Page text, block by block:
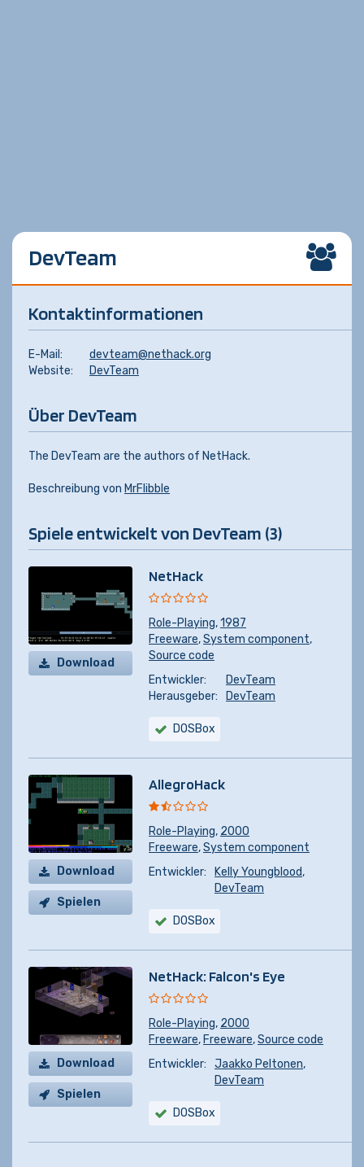
DevTeam
Kontaktinformationen
E-Mail:
devteam@nethack.org
Website:
DevTeam
Über DevTeam
The DevTeam are the authors of NetHack.
Beschreibung von MrFlibble
Spiele entwickelt von DevTeam (3)
Download
NetHack
Role-Playing,1987
Freeware,System component,
Source code
Entwickler:
DevTeam
Herausgeber:
DevTeam
DOSBox
Download
Spielen
AllegroHack
Role-Playing, 2000
Freeware,System component
Entwickler:
Kelly Youngblood,
DevTeam
DOSBox
Download
Spielen
NetHack: Falcon's Eye
Role-Playing, 2000
Freeware, Freeware,Source code
Entwickler:
Jaakko Peltonen,
DevTeam
DOSBox